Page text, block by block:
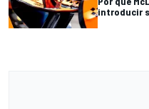
introducir